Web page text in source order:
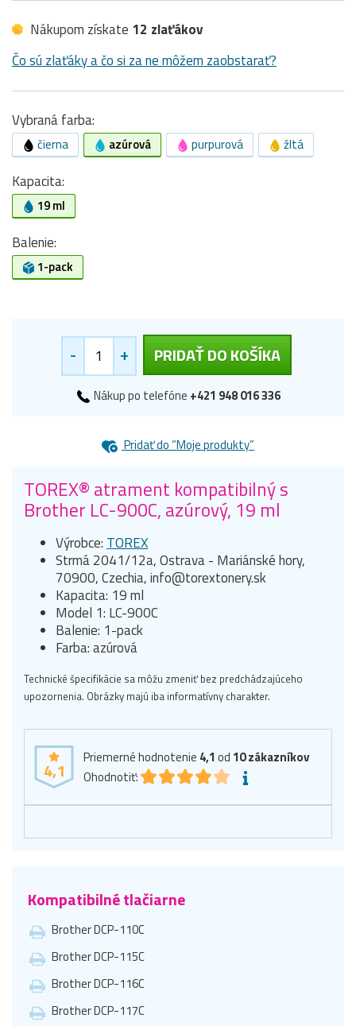
Nákupom získate 12 zlaťákov
Čo sú zlaťáky a čo si za ne môžem zaobstarať?
Vybraná farba:
čierna azúrová purpurová žltá
Kapacita:
19 ml
Balenie:
1-pack
- + PRIDAŤ DO KOŠÍKA
Nákup po telefóne +421 948 016 336
Pridať do “Moje produkty”
TOREX® atrament kompatibilný s
Brother LC-900C, azúrový, 19 ml
Výrobce: TOREX
Strmá 2041/12a, Ostrava - Mariánské hory,
70900, Czechia, info@torextonery.sk
Kapacita: 19 ml
Model 1: LC-900C
Balenie: 1-pack
Farba: azúrová
Technické špecifikácie sa môžu zmeniť bez predchádzajúceho
upozornenia. Obrázky majú iba informatívny charakter.
4,1
Priemerné hodnotenie 4,1 od 10zákazníkov
Ohodnotiť:
Kompatibilné tlačiarne
Brother DCP-110C
Brother DCP-115C
Brother DCP-116C
Brother DCP-117C